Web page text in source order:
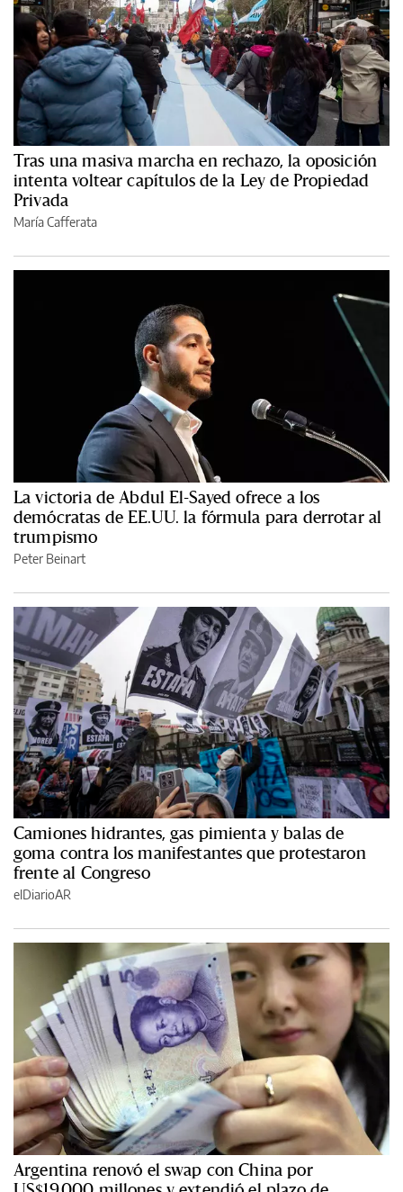
Tras una masiva marcha en rechazo, la oposición
intenta voltear capítulos de la Ley de Propiedad
Privada
María Cafferata
La victoria de Abdul El-Sayed ofrece a los
demócratas de EE.UU. la fórmula para derrotar al
trumpismo
Peter Beinart
Camiones hidrantes, gas pimienta y balas de
goma contra los manifestantes que protestaron
frente al Congreso
elDiarioAR
Argentina renovó el swap con China por